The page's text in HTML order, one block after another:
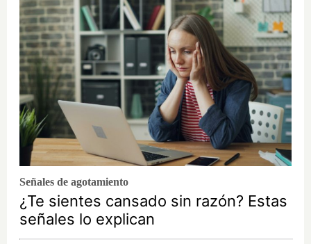
Señales de agotamiento
¿Te sientes cansado sin razón? Estas
señales lo explican